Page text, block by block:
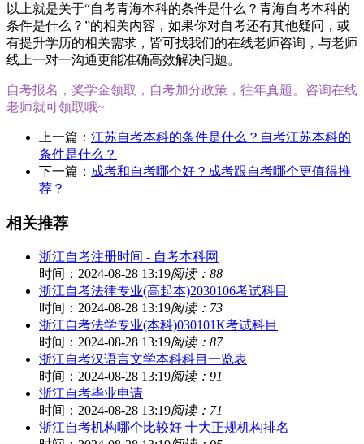
以上就是关于“自考青海本科的条件是什么？青海自考本科的
条件是什么？”的相关内容，如果你对自考还有其他疑问，或
有提升学历的相关需求，皆可找我们的在线老师咨询，与老师
线上一对一沟通更能准确高效解决问题。
自考报名，奖学金领取，自考加分政策，往年真题。咨询在线
老师就可领取哦~
上一篇： 江苏自考本科的条件是什么？自考江苏本科的
条件是什么？
下一篇： 成考和自考哪个好？成考跟自考哪个更值得推
荐？
相关推荐
浙江自考注册时间 - 自考本科网
时间：2024-08-28 13:19阅读：88
浙江自考法律专业(高起本)2030106考试科目
时间：2024-08-28 13:19阅读：73
浙江自考法学专业(本科)030101K考试科目
时间：2024-08-28 13:19阅读：87
浙江自考汉语言文学本科科目一览表
时间：2024-08-28 13:19阅读：91
浙江自考毕业申请
时间：2024-08-28 13:19阅读：71
浙江自考机构哪个比较好 十大正规机构排名